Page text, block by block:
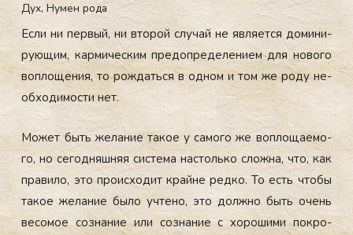
Дух, Нумен рода
Ес­ли ни пер­вый, ни вто­рой слу­чай не яв­ля­ет­ся до­мини­
ру­ющим, кар­ми­чес­ким пре­доп­ре­деле­ни­ем для но­вого
воп­ло­щения, то рож­дать­ся в од­ном и том же ро­ду не­
об­хо­димос­ти нет.
Мо­жет быть же­лание та­кое у са­мого же воп­ло­ща­емо­
го, но се­год­няшняя сис­те­ма нас­толь­ко слож­на, что, как
пра­вило, это про­ис­хо­дит край­не ред­ко. То есть что­бы
та­кое же­лание бы­ло уч­те­но, это дол­жно быть очень
ве­сомое соз­на­ние или соз­на­ние с хо­роши­ми пок­ро­